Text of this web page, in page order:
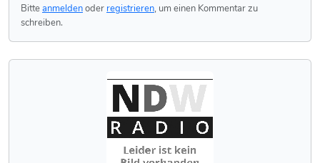
Bitteanmeldenoder registrieren, um einen Kommentar zu
schreiben.